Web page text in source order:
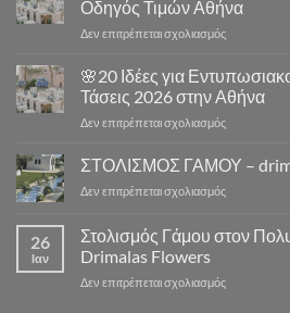
Flowers
Εκκλησία
Αθήνα
10
Μοναδικά
Concept
Design
Αξέχαστους
Γάμου
Οδηγός Τιμών Αθήνα
Δεν επιτρέπεται σχολιασμόςστο
Κοστίζει
ο
Στολισμός
–
Οδηγός
Αθήνα
🌸20 Ιδέες για
Τάσεις 2026 στην Αθήνα
Δεν επιτρέπεται σχολιασμόςστο
20
για
Στολισμούς
Τάσεις
ΣΤΟΛΙΣΜΟΣ ΓΑΜΟΥ –
Δεν επιτρέπεται σχολιασμόςστο
ΓΑΜΟΥ
–
26
Ιαν
Στολισμός Γάμου στον
Drimalas Flowers
Δεν επιτρέπεται σχολιασμόςστο